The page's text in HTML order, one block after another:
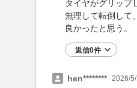
タイヤがグリップ
無理して転倒して
良かったと思う。
返信0件
hen******** 2026/